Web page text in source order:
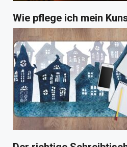
Wie pflege ich mein